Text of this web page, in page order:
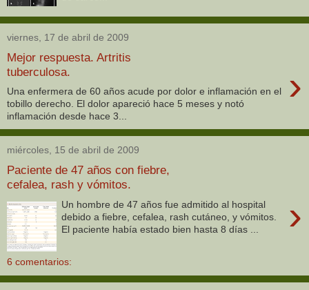
viernes, 17 de abril de 2009
Mejor respuesta. Artritis
tuberculosa.
›
Una enfermera de 60 años acude por dolor e inflamación en el
tobillo derecho. El dolor apareció hace 5 meses y notó
inflamación desde hace 3...
miércoles, 15 de abril de 2009
Paciente de 47 años con fiebre,
cefalea, rash y vómitos.
›
Un hombre de 47 años fue admitido al hospital
debido a fiebre, cefalea, rash cutáneo, y vómitos.
El paciente había estado bien hasta 8 días ...
6 comentarios: